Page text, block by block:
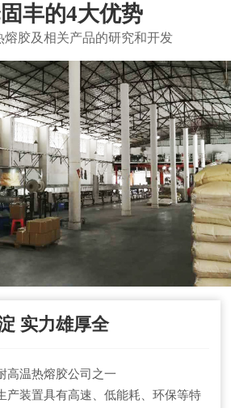
丰的4大优势
熔胶及相关产品的研究和开发
实力雄厚全
高温热熔胶公司之一
产装置具有高速、低能耗、环保等特